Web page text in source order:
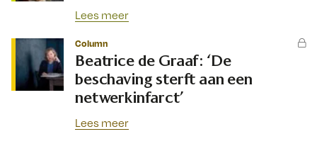
Lees meer
Column
Beatrice de Graaf: ‘De
beschaving sterft aan een
netwerkinfarct’
Lees meer